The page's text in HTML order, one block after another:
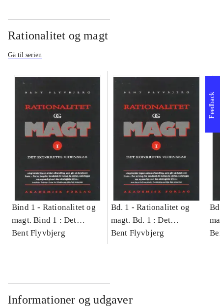
Rationalitet og magt
Gå til serien
Bind 1 - Rationalitet og
magt. Bind 1 : Det
konkretes videnskab
Bent Flyvbjerg
Bd. 1 -Rationalitet og
magt. Bd. 1 : Det
konkretes videnskab
Bent Flyvbjerg
Informationer og udgaver
Feedback